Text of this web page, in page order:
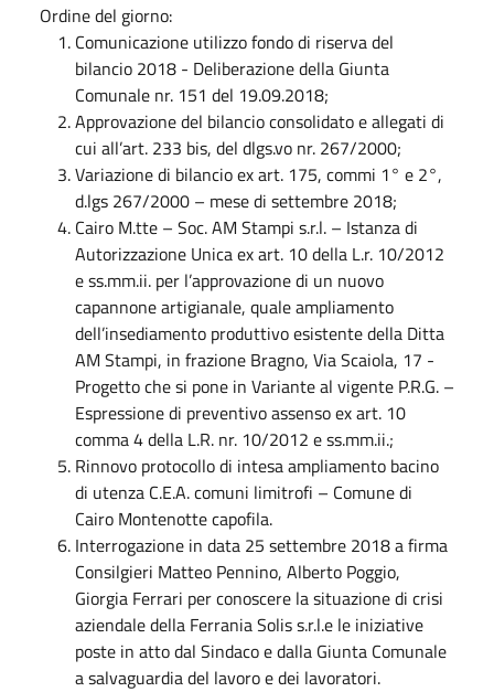
Ordine del giorno:
Comunicazione utilizzo fondo di riserva del
bilancio 2018 - Deliberazione della Giunta
Comunale nr. 151 del 19.09.2018;
Approvazione del bilancio consolidato e allegati di
cui all’art. 233 bis, del dlgs.vo nr. 267/2000;
Variazione di bilancio ex art. 175, commi 1° e 2°,
d.lgs 267/2000 – mese di settembre 2018;
Cairo M.tte – Soc. AM Stampi s.r.l. – Istanza di
Autorizzazione Unica ex art. 10 della L.r. 10/2012
e ss.mm.ii. per l’approvazione di un nuovo
capannone artigianale, quale ampliamento
dell’insediamento produttivo esistente della Ditta
AM Stampi, in frazione Bragno, Via Scaiola, 17 -
Progetto che si pone in Variante al vigente P.R.G. –
Espressione di preventivo assenso ex art. 10
comma 4 della L.R. nr. 10/2012 e ss.mm.ii.;
Rinnovo protocollo di intesa ampliamento bacino
di utenza C.E.A. comuni limitrofi – Comune di
Cairo Montenotte capofila.
Interrogazione in data 25 settembre 2018 a firma
Consilgieri Matteo Pennino, Alberto Poggio,
Giorgia Ferrari per conoscere la situazione di crisi
aziendale della Ferrania Solis s.r.l.e le iniziative
poste in atto dal Sindaco e dalla Giunta Comunale
a salvaguardia del lavoro e dei lavoratori.